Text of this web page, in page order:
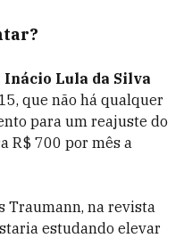
Inácio Lula da Silva
que não há qualquer
para um reajuste do
R$ 700 por mês a
Traumann, na revista
estudando elevar